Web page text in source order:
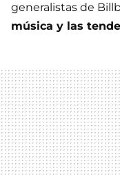
generalistas de
música y las